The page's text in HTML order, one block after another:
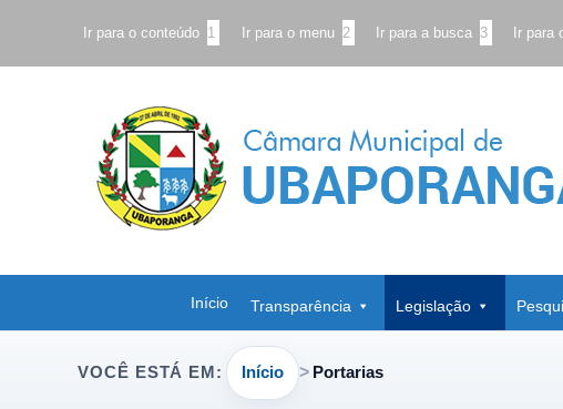
Ir para o conteúdo 1 Ir para o menu 2 Ir para a busca 3 Ir para
Início Transparência Legislação
VOCÊ ESTÁ EM: Início Portarias